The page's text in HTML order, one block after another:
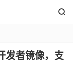

者镜像，支